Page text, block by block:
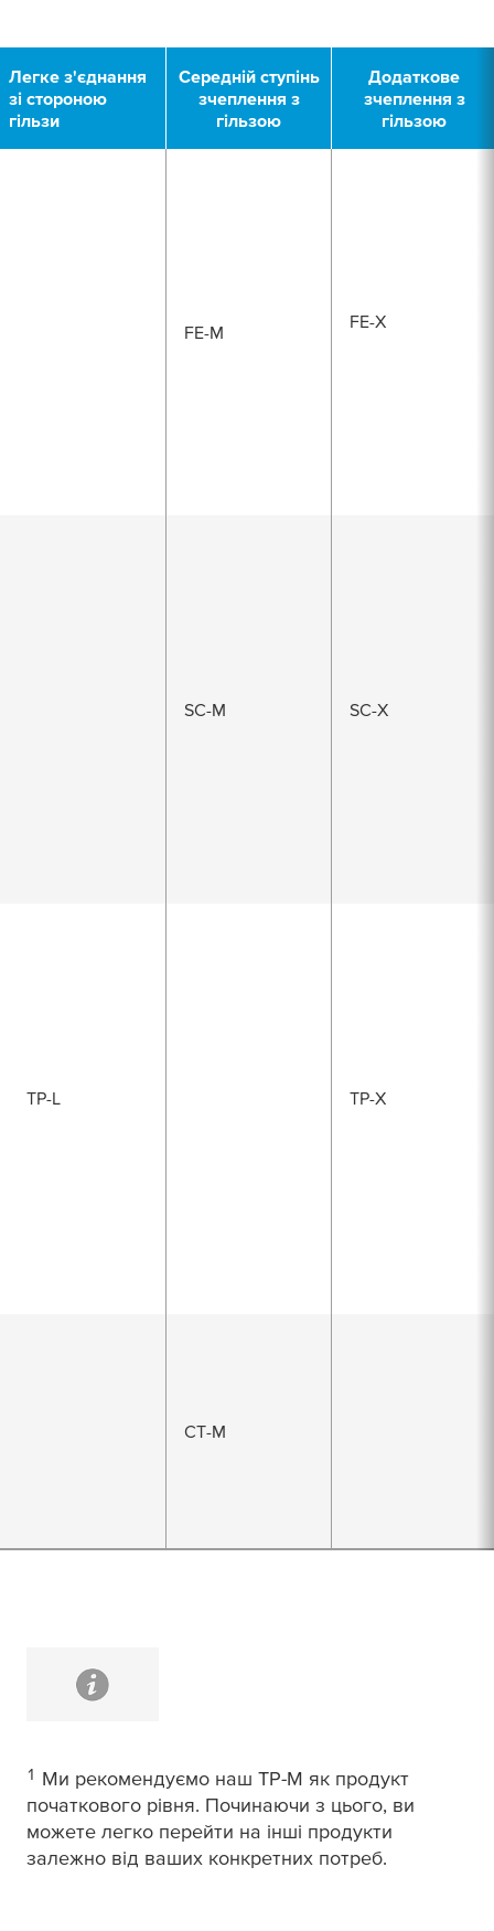
Легке з'єднання
зі стороною
гільзи
Середній ступінь
зчеплення з
гільзою
Додаткове
зчеплення з
гільзою
FE-M
FE-X
SC-M SC-X
TP-L TP-X
СТ-М
1 Ми рекомендуємо наш TP-M як продукт
початкового рівня. Починаючи з цього, ви
можете легко перейти на інші продукти
залежно від ваших конкретних потреб.